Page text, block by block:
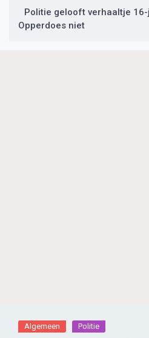
Politie gelooft verhaaltje
Opperdoes niet
Algemeen Politie